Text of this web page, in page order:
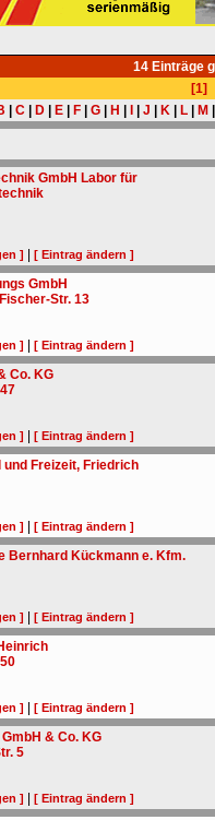
14 Einträge
[1]
C D E F G H J K L M
GmbH Labor für
] |[ Eintrag ändern ]
GmbH
Str. 13
] |[ Eintrag ändern ]
Co. KG
] |[ Eintrag ändern ]
und Freizeit, Friedrich
] |[ Eintrag ändern ]
Bernhard Kückmann e. Kfm.
] |[ Eintrag ändern ]
] |[ Eintrag ändern ]
& Co. KG
5
] |[ Eintrag ändern ]